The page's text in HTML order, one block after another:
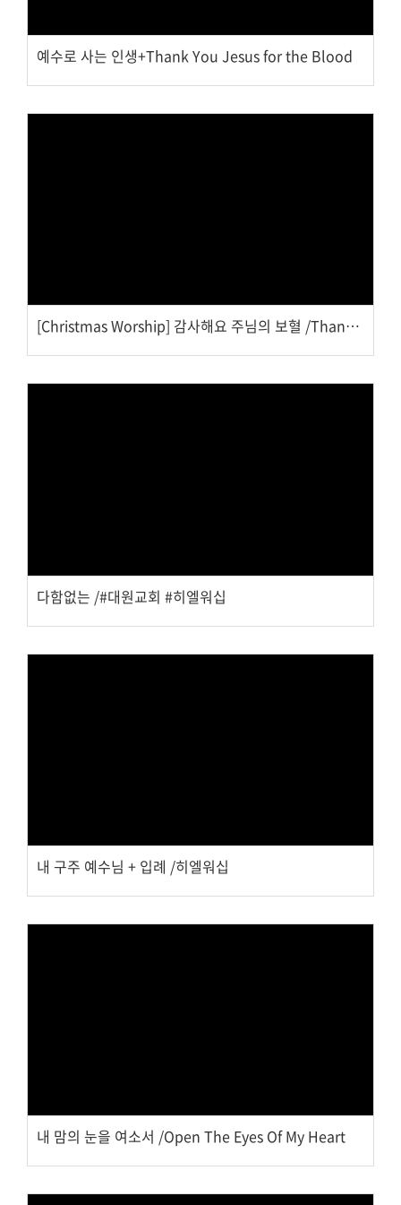
예수로 사는 인생+Thank You Jesus for the Blood
[Christmas Worship] 감사해요 주님의 보혈 /Thank You Jesus for the Blood
다함없는 /#대원교회 #히엘워십
내 구주 예수님 + 입례 /히엘워십
내 맘의 눈을 여소서 /Open The Eyes Of My Heart